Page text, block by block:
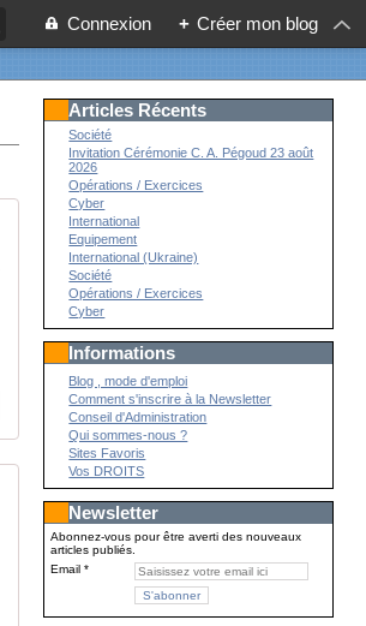
Connexion + Créer mon blog
Articles Récents
Société
Invitation Cérémonie C. A. Pégoud 23 août
2026
Opérations / Exercices
Cyber
International
Equipement
International (Ukraine)
Société
Opérations / Exercices
Cyber
Informations
Blog , mode d'emploi
Comment s'inscrire à la Newsletter
Conseil d'Administration
Qui sommes-nous ?
Sites Favoris
Vos DROITS
Newsletter
Abonnez-vous pour être averti des nouveaux
articles publiés.
Email